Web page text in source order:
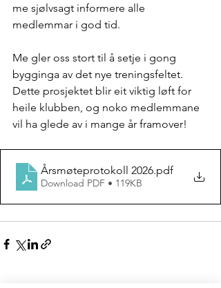
me sjølvsagt informere alle
medlemmar i god tid.
Me gler oss stort til å setje i gong
bygginga av det nye treningsfeltet.
Dette prosjektet blir eit viktig løft for
heile klubben, og noko medlemmane
vil ha glede av i mange år framover!
Årsmøteprotokoll 2026.pdf
Download PDF • 119KB